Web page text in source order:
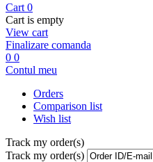
Cart 0
Cart is empty
View cart
Finalizare comanda
0 0
Contul meu
Orders
Comparison list
Wish list
Track my order(s)
Track my order(s)